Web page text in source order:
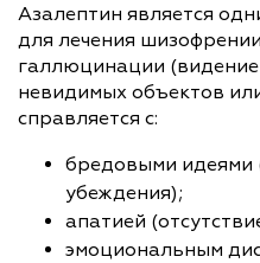
Азалептин является
для лечения
галлюцинации
невидимых объектов
справляется с:
бредовыми идеями
убеждения);
апатией
эмоциональным